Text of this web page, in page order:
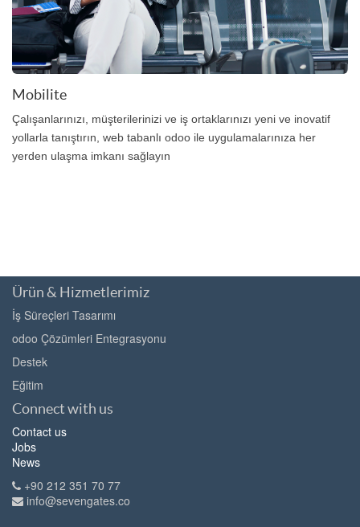
Mobilite
Çalışanlarınızı, müşterilerinizi ve iş ortaklarınızı yeni ve inovatif
yollarla tanıştırın, web tabanlı odoo ile uygulamalarınıza her
yerden ulaşma imkanı sağlayın
Ürün & Hizmetlerimiz
İş Süreçleri Tasarımı
odoo Çözümleri Entegrasyonu
Destek
Eğitim
Connect with us
Contact us
Jobs
News
+90 212 351 70 77
info@sevengates.co